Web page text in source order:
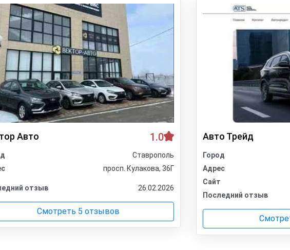
Авто 1.0
Ставрополь
просп. Кулакова, 36Г
отзыв 26.02.2026
Смотреть 5 отзывов
Авто Трейд
Город
Адрес
Сайт
Последний отзыв